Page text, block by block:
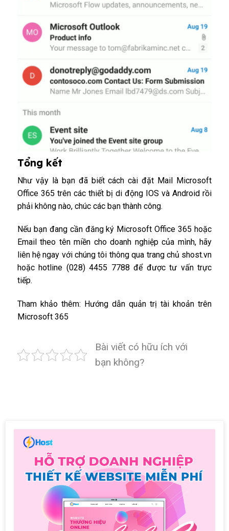
Tổng kết
Như vậy là bạn đã biết cách cài đặt Mail Microsoft
Office 365 trên các thiết bị di động IOS và Android rồi
phải không nào, chúc các bạn thành công.
Nếu bạn đang cần đăng ký Microsoft Office 365 hoặc
Email theo tên miền cho doanh nghiệp của mình, hãy
liên hệ ngay với chúng tôi thông qua trang chủ shost.vn
hoặc hotline (028) 4455 7788 để được tư vấn trực
tiếp.
Tham khảo thêm: Hướng dẫn quản trị tài khoản trên
Microsoft 365
Bài viết có hữu ích với
bạn không?